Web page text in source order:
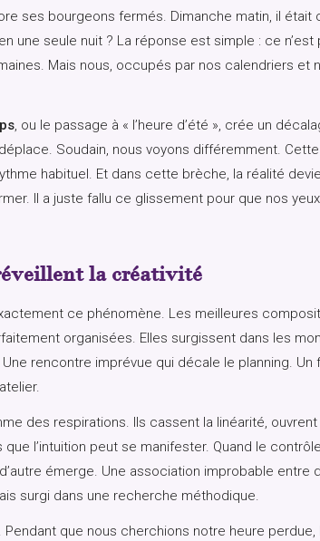
ses bourgeons fermés. Dimanche matin, il était
une seule nuit ? La réponse est simple : ce n’est
Mais nous, occupés par nos calendriers et
, ou le passage à « l’heure d’été », crée un
Soudain, nous voyons différemment.
habituel. Et dans cette brèche, la réalité
Il a juste fallu ce glissement pour que nos yeux
la créativité
ce phénomène. Les meilleures
organisées. Elles surgissent dans les
rencontre imprévue qui décale le planning. Un
des respirations. Ils cassent la linéarité,
l’intuition peut se manifester. Quand le
émerge. Une association improbable entre
surgi dans une recherche méthodique.
que nous cherchions notre heure perdue,